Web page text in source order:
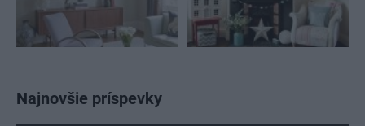
Najnovšie príspevky